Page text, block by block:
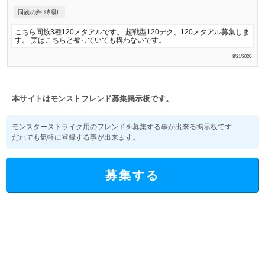
同族の絆 特級L
こちら同族3種120メタアルです。 超戦型120デク、120メタアル募集しま
す。 実はこちらと被っていても構わないです。
8/21/2020
本サイトはモンストフレンド募集掲示板です。
モンスターストライク用のフレンドを募集する事が出来る掲示板です
だれでも気軽に登録する事が出来ます。
募集する